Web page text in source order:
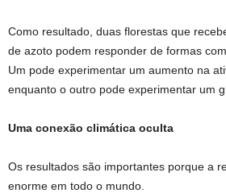
Como resultado, duas florestas que
de azoto podem responder de formas
Um pode experimentar um aumento na
enquanto o outro pode experimentar um
Uma conexão climática oculta
Os resultados são importantes porque a
enorme em todo o mundo.